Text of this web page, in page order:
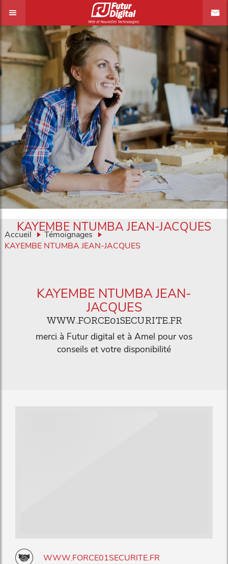
Accueil
Témoignages
KAYEMBE NTUMBA JEAN-JACQUES
KAYEMBE NTUMBA JEAN-JACQUES
KAYEMBE NTUMBA JEAN-
JACQUES
WWW.FORCE01SECURITE.FR
merci à Futur digital et à Amel pour vos
conseils et votre disponibilité
WWW.FORCE01SECURITE.FR